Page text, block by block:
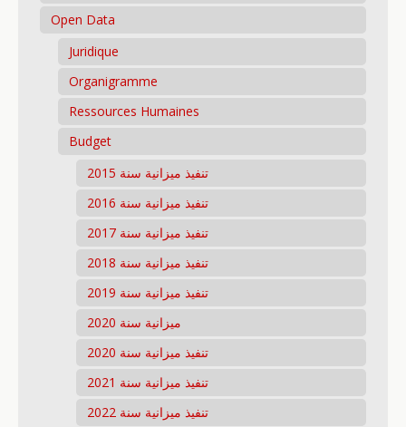
Open Data
Juridique
Organigramme
Ressources Humaines
Budget
تنفيذ ميزانية سنة 2015
تنفيذ ميزانية سنة 2016
تنفيذ ميزانية سنة 2017
تنفيذ ميزانية سنة 2018
تنفيذ ميزانية سنة 2019
ميزانية سنة 2020
تنفيذ ميزانية سنة 2020
تنفيذ ميزانية سنة 2021
تنفيذ ميزانية سنة 2022